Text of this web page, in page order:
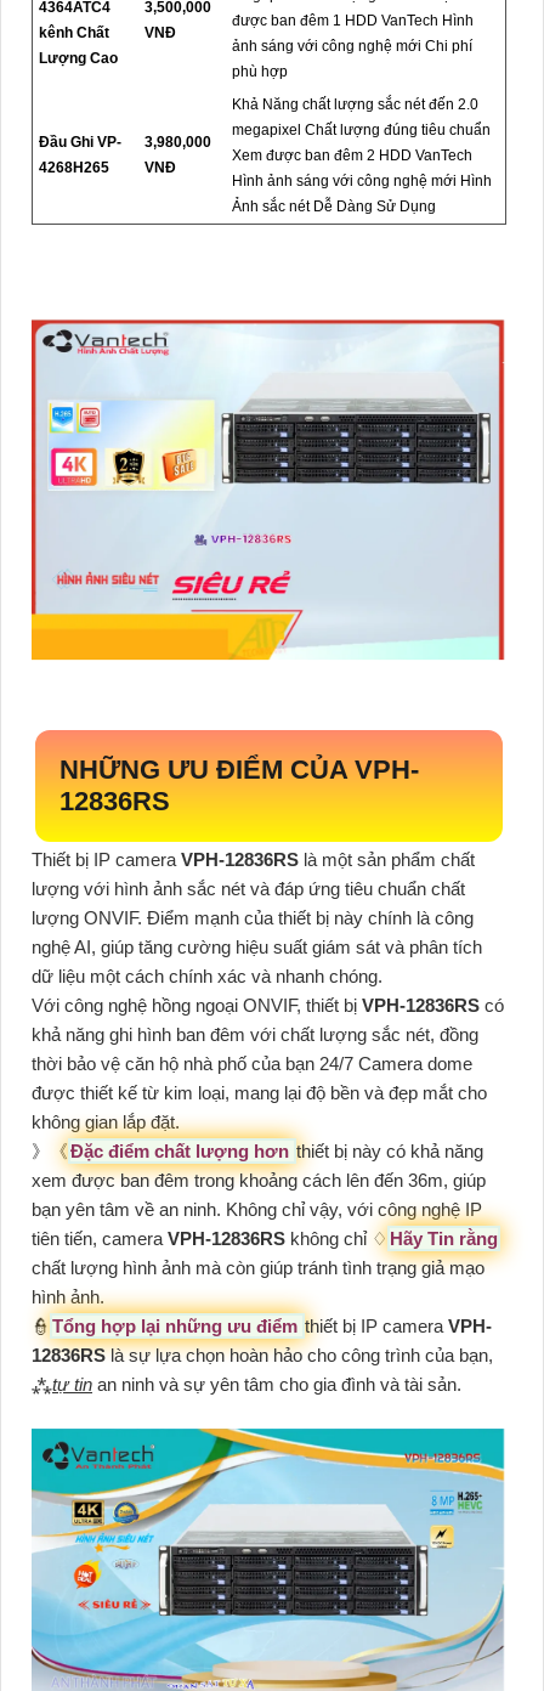
4364ATC4
kênh Chất
Lượng Cao
3,500,000
VNĐ
được ban đêm 1 HDD VanTech Hình
ảnh sáng với công nghệ mới Chi phí
phù hợp
Đầu Ghi VP-
4268H265
3,980,000
VNĐ
Khả Năng chất lượng sắc nét đến 2.0
megapixel Chất lượng đúng tiêu chuẩn
Xem được ban đêm 2 HDD VanTech
Hình ảnh sáng với công nghệ mới Hình
Ảnh sắc nét Dễ Dàng Sử Dụng
NHỮNG ƯU ĐIỂM CỦA VPH-
12836RS
Thiết bị IP camera VPH-12836RS là một sản phẩm chất
lượng với hình ảnh sắc nét và đáp ứng tiêu chuẩn chất
lượng ONVIF. Điểm mạnh của thiết bị này chính là công
nghệ AI, giúp tăng cường hiệu suất giám sát và phân tích
dữ liệu một cách chính xác và nhanh chóng.
Với công nghệ hồng ngoại ONVIF, thiết bị VPH-12836RS có
khả năng ghi hình ban đêm với chất lượng sắc nét, đồng
thời bảo vệ căn hộ nhà phố của bạn 24/7 Camera dome
được thiết kế từ kim loại, mang lại độ bền và đẹp mắt cho
không gian lắp đặt.
》《Đặc điểm chất lượng hơn thiết bị này có khả năng
xem được ban đêm trong khoảng cách lên đến 36m, giúp
bạn yên tâm về an ninh. Không chỉ vậy, với công nghệ IP
tiên tiến, camera VPH-12836RS không chỉ ♢ Hãy Tin rằng
chất lượng hình ảnh mà còn giúp tránh tình trạng giả mạo
hình ảnh.
👮 Tổng hợp lại những ưu điểm thiết bị IP camera VPH-
12836RSlà sự lựa chọn hoàn hảo cho công trình của bạn,
⁂tự tin an ninh và sự yên tâm cho gia đình và tài sản.